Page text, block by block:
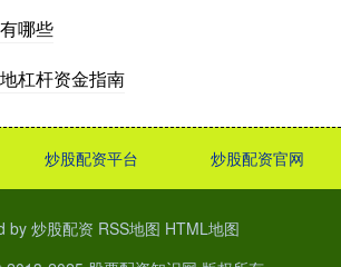
哪些
杠杆资金指南
炒股配资平台 炒股配资官网
by 炒股配资 RSS地图 HTML地图